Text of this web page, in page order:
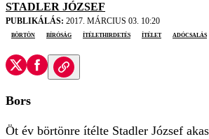
STADLER JÓZSEF
PUBLIKÁLÁS: 2017. MÁRCIUS 03. 10:20
börtön
bíróság ítélethirdetés ítélet adócsalás
Bors
Öt év börtönre ítélte Stadler József